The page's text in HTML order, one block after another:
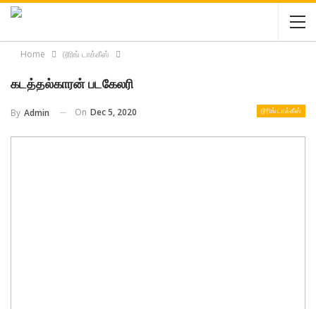
Home டூரிங் டாக்கீஸ்
கடத்தல்காரன் பட‌கேலரி
டூரிங் டாக்கீஸ்
By Admin On Dec 5, 2020